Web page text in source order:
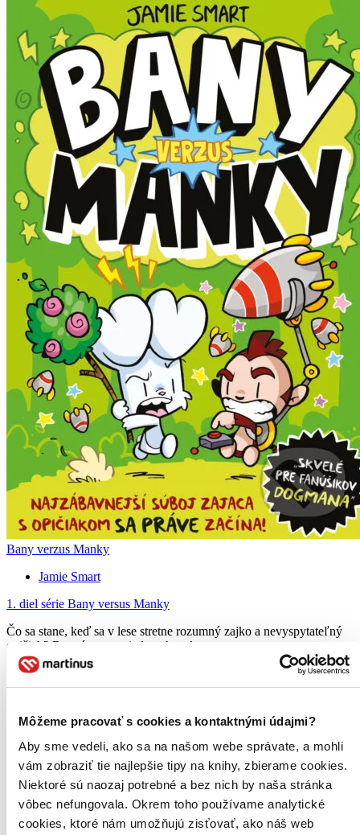
Môžeme pracovať s cookies a kontaktnými údajmi?
Aby sme vedeli, ako sa na našom webe správate, a mohli
vám zobraziť tie najlepšie tipy na knihy, zbierame cookies.
Niektoré sú naozaj potrebné a bez nich by naša stránka
vôbec nefungovala. Okrem toho používame analytické
cookies, ktoré nám umožňujú zisťovať, ako náš web
Bany verzus Manky
Jamie Smart
1. diel série Bany versus Manky
Čo sa stane, keď sa v lese stretne rozumný zajko a nevyspytateľný
opičiak? Rozpúta sa poriadny chaos! ...
Knihabrožovaná väzba
11,90 €
Táto kniha sa môže na cestu ku vám vybrať prakticky
okamžite! Ak si ju objednáte do 13:00 v pracovný deň,
odošleme vám ju ešte dnes, inak najneskôr nasledujúci
pracovný deň.
Pridať do zoznamu
Vložiť do košíka
E-kniha PDF
9,09 €